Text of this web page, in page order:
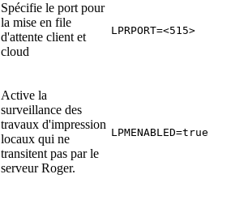
Spécifie le port pour
la mise en file
d'attente client et
cloud
LPRPORT=<515>
Active la
surveillance des
travaux d'impression
locaux qui ne
transitent pas par le
serveur Roger.
LPMENABLED=true